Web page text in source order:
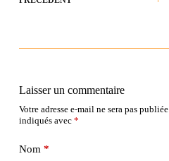
Laisser un commentaire
Votre adresse e-mail ne sera pas publiée.
indiqués avec *
Nom *